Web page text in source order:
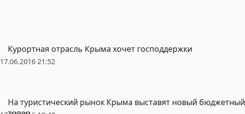
17.06.2016 21:52
Курортная отрасль Крыма хочет господдержки
На туристический рынок Крыма выставят новый бюджетный